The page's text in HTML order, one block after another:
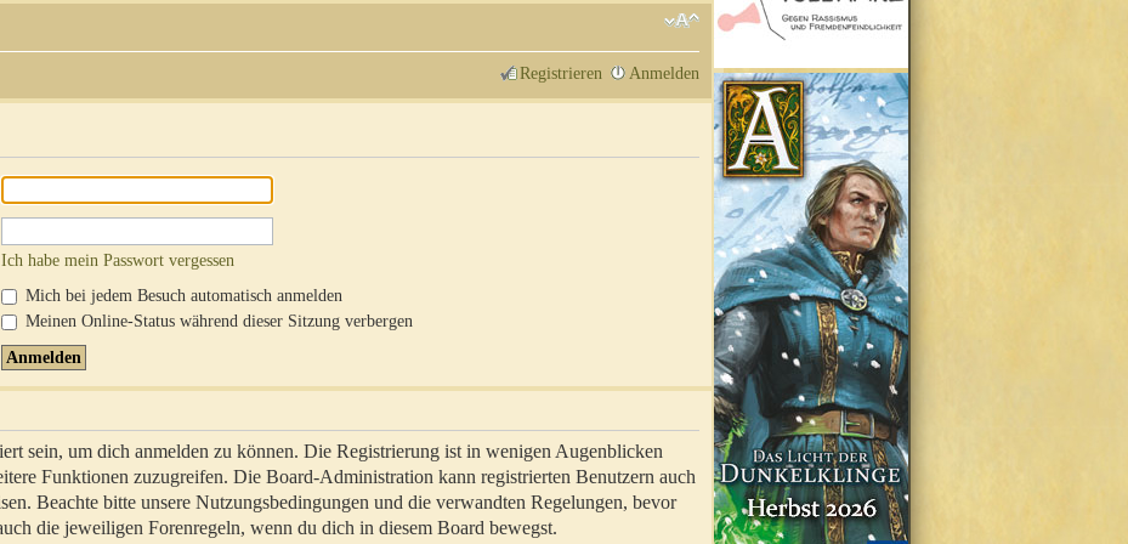
Registrieren Anmelden
Ich habe mein Passwort vergessen
Mich bei jedem Besuch automatisch anmelden
Meinen Online-Status während dieser Sitzung verbergen
sein, um dich anmelden zu können. Die Registrierung ist in wenigen Augenblicken
Funktionen zuzugreifen. Die Board-Administration kann registrierten Benutzern auch
Beachte bitte unsere Nutzungsbedingungen und die verwandten Regelungen, bevor
die jeweiligen Forenregeln, wenn du dich in diesem Board bewegst.